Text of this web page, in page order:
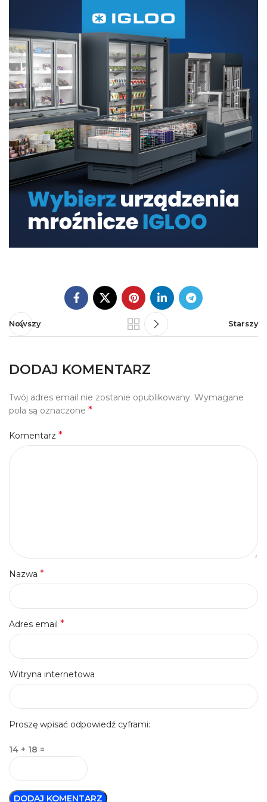
Nowszy Starszy
DODAJ KOMENTARZ
Twój adres email nie zostanie opublikowany. Wymagane
pola są oznaczone *
Komentarz *
Nazwa *
Adres email *
Witryna internetowa
Proszę wpisać odpowiedź cyframi:
14 + 18 =